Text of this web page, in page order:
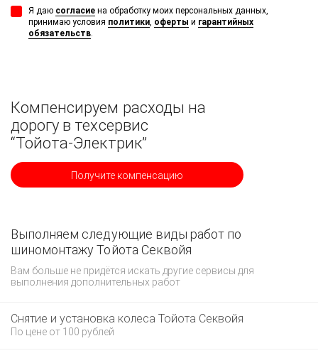
Я даю согласие на обработку моих персональных данных,
принимаю условия политики, оферты и гарантийных
обязательств.
Компенсируем расходы на
дорогу в техсервис
“Тойота-Электрик”
Получите компенсацию
Выполняем следующие виды работ по
шиномонтажу Тойота Секвойя
Вам больше не придётся искать другие сервисы для
выполнения дополнительных работ
Снятие и установка колеса Тойота Секвойя
По цене от 100 рублей